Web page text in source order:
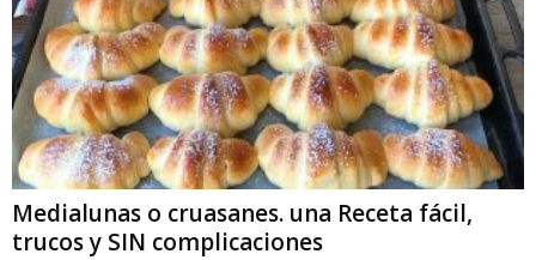
Medialunas o cruasanes. una Receta fácil,
trucos y SIN complicaciones